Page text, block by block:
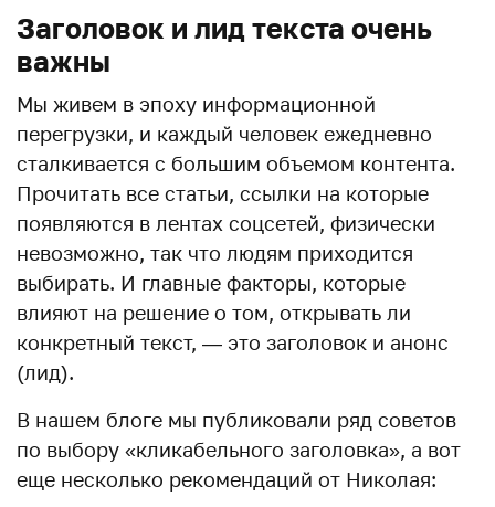
Заголовок и лид текста очень
важны
Мы живем в эпоху информационной
перегрузки, и каждый человек ежедневно
сталкивается с большим объемом контента.
Прочитать все статьи, ссылки на которые
появляются в лентах соцсетей, физически
невозможно, так что людям приходится
выбирать. И главные факторы, которые
влияют на решение о том, открывать ли
конкретный текст, — это заголовок и анонс
(лид).
В нашем блоге мы публиковали ряд советов
по выбору «кликабельного заголовка», а вот
еще несколько рекомендаций от Николая: